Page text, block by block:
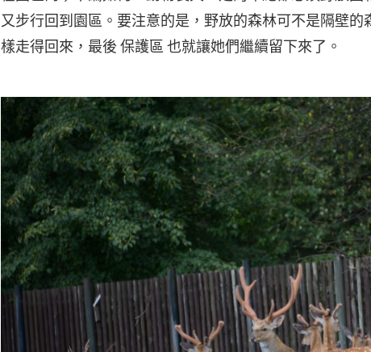
又步行回到園區。要注意的是，野放的森林可不是隔壁
樣走得回來，最後 保護區 也就讓她們繼續留下來了。